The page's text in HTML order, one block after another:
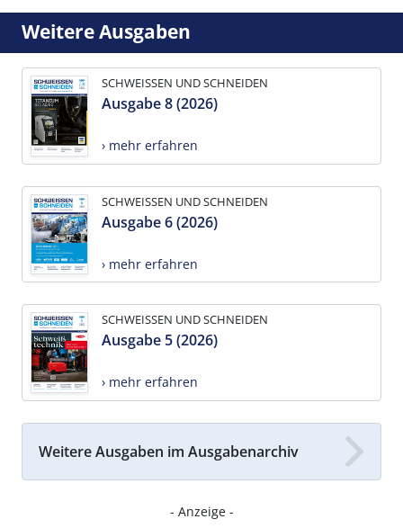
Weitere Ausgaben
SCHWEISSEN UND SCHNEIDEN
Ausgabe 8 (2026)
› mehr erfahren
SCHWEISSEN UND SCHNEIDEN
Ausgabe 6 (2026)
› mehr erfahren
SCHWEISSEN UND SCHNEIDEN
Ausgabe 5 (2026)
› mehr erfahren
Weitere Ausgaben im Ausgabenarchiv
- Anzeige -